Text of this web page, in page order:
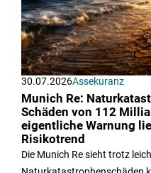
30.07.2026Assekuranz
Munich Re:
Schäden von 112
eigentliche Warnung
Risikotrend
Die Munich Re sieht trotz